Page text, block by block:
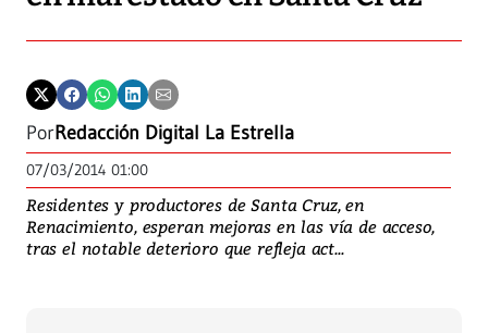
PorRedacción Digital La Estrella
07/03/2014 01:00
Residentes y productores de Santa Cruz, en
Renacimiento, esperan mejoras en las vía de acceso,
tras el notable deterioro que refleja act...